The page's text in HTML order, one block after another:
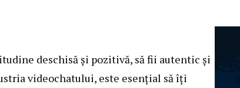
deschisă și pozitivă, să fii autentic și
videochatului, este esențial să îți